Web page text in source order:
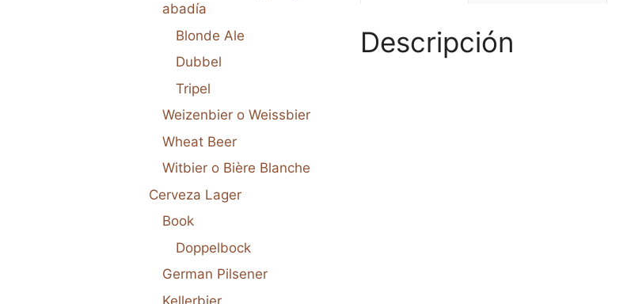
Descripción
abadía
Blonde Ale
Dubbel
Tripel
Weizenbier o Weissbier
Wheat Beer
Witbier o Bière Blanche
Cerveza Lager
Book
Doppelbock
German Pilsener
Kellerbier